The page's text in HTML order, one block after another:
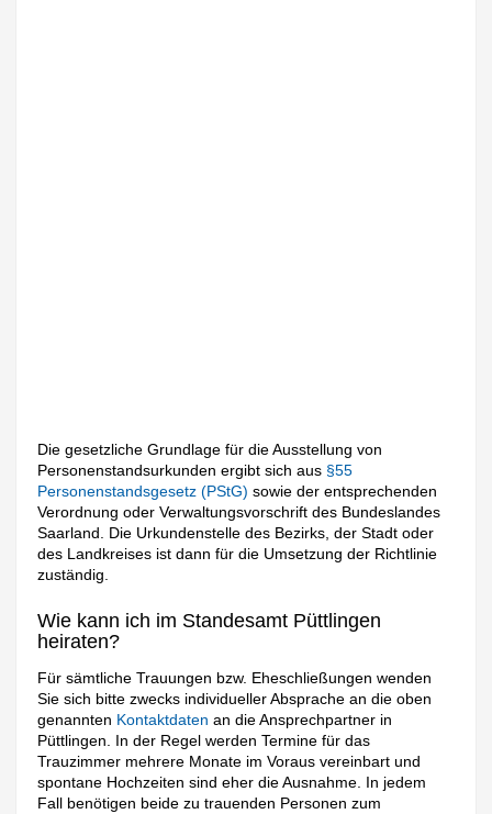
Die gesetzliche Grundlage für die Ausstellung von
Personenstandsurkunden ergibt sich aus §55
Personenstandsgesetz (PStG)sowie der entsprechenden
Verordnung oder Verwaltungsvorschrift des Bundeslandes
Saarland. Die Urkundenstelle des Bezirks, der Stadt oder
des Landkreises ist dann für die Umsetzung der Richtlinie
zuständig.
Wie kann ich im Standesamt Püttlingen
heiraten?
Für sämtliche Trauungen bzw. Eheschließungen wenden
Sie sich bitte zwecks individueller Absprache an die oben
genannten Kontaktdaten an die Ansprechpartner in
Püttlingen. In der Regel werden Termine für das
Trauzimmer mehrere Monate im Voraus vereinbart und
spontane Hochzeiten sind eher die Ausnahme. In jedem
Fall benötigen beide zu trauenden Personen zum